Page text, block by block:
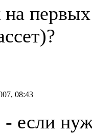
08:43
если